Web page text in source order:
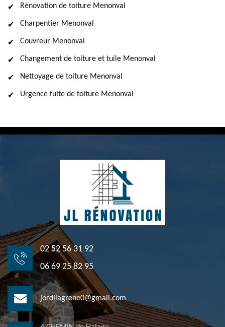
Rénovation de toiture Menonval
Charpentier Menonval
Couvreur Menonval
Changement de toiture et tuile Menonval
Nettoyage de toiture Menonval
Urgence fuite de toiture Menonval
02 52 56 31 92
06 69 25 82 95
jordilagrene0@gmail.com